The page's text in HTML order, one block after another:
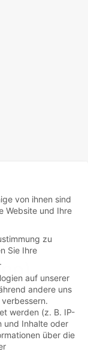
ob
von ihnen sind
Website und Ihre
zu
Sie Ihre
auf unserer
andere uns
werden (z. B. IP-
und Inhalte oder
über die